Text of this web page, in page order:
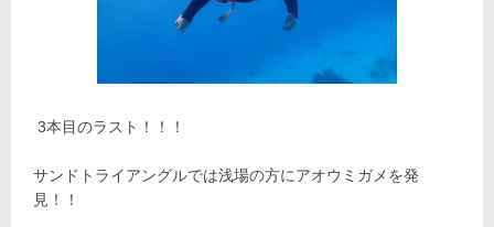
3本目のラスト！！！
サンドトライアングルでは浅場の方にアオウミガメを発
見！！